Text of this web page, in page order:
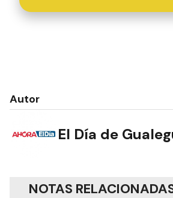
Autor
El Día de
NOTAS